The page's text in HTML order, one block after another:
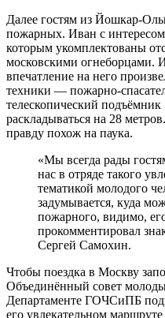
Далее гостям из Йошкар-
пожарных. Иван с
которым укомплектованы
московскими огнеборцами.
впечатление на него
техники — пожарно-
телескопический
раскладываться на 28
правду похож на паука.
«Мы всегда рады
нас в отряде такого
тематикой молодого
задумывается, куда
пожарного, видимо,
прокомментировал
Сергей Самохин.
Чтобы поездка в Москву
Объединённый совет
Департаменте ГОЧСиПБ
его увлекательном